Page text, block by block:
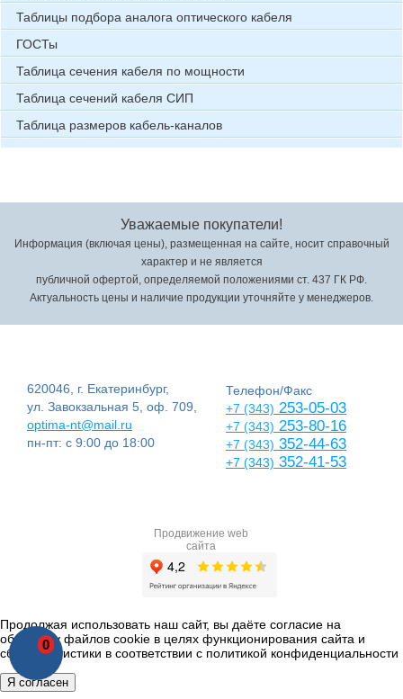
0
Таблицы подбора аналога оптического кабеля
ГОСТы
Таблица сечения кабеля по мощности
Таблица сечений кабеля СИП
Таблица размеров кабель-каналов
Уважаемые покупатели!
Информация (включая цены), размещенная на сайте, носит справочный
характер и не является
публичной офертой, определяемой положениями ст. 437 ГК РФ.
Актуальность цены и наличие продукции уточняйте у менеджеров.
620046, г. Екатеринбург,
ул. Завокзальная 5, оф. 709,
optima-nt@mail.ru
пн-пт: с 9:00 до 18:00
Телефон/Факс
+7 (343) 253-05-03
+7 (343) 253-80-16
+7 (343) 352-44-63
+7 (343) 352-41-53
Продвижение web
сайта
Продолжая использовать наш сайт, вы даёте согласие на
обработку файлов cookie в целях функционирования сайта и
сбора статистики в соответствии с политикой конфиденциальности
Я согласен